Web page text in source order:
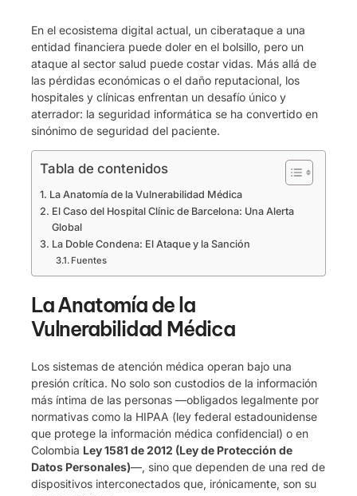
En el ecosistema digital actual, un ciberataque a una
entidad financiera puede doler en el bolsillo, pero un
ataque al sector salud puede costar vidas. Más allá de
las pérdidas económicas o el daño reputacional, los
hospitales y clínicas enfrentan un desafío único y
aterrador: la seguridad informática se ha convertido en
sinónimo de seguridad del paciente.
Tabla de contenidos
La Anatomía de la Vulnerabilidad Médica
El Caso del Hospital Clínic de Barcelona: Una Alerta
Global
La Doble Condena: El Ataque y la Sanción
Fuentes
La Anatomía de la
Vulnerabilidad Médica
Los sistemas de atención médica operan bajo una
presión crítica. No solo son custodios de la información
más íntima de las personas —obligados legalmente por
normativas como la HIPAA (ley federal estadounidense
que protege la información médica confidencial) o en
Colombia Ley 1581 de 2012 (Ley de Protección de
Datos Personales)—, sino que dependen de una red de
dispositivos interconectados que, irónicamente, son su